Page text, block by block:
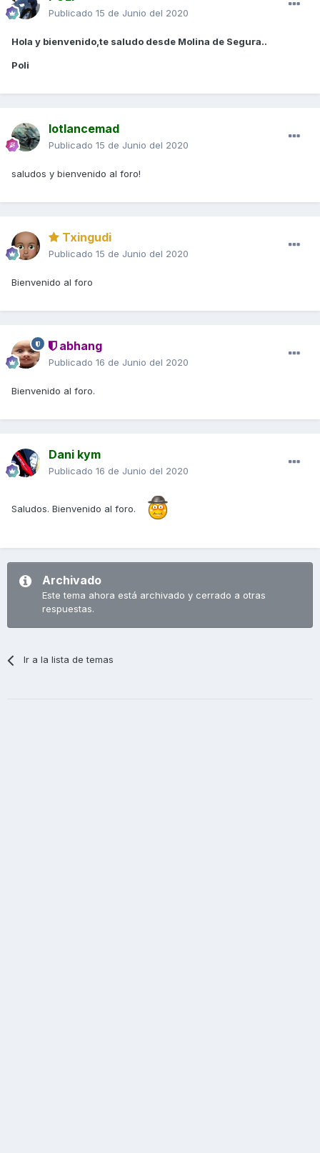
Publicado 15 de Junio del 2020
Hola y bienvenido,te saludo desde Molina de Segura..
Poli
lotlancemad
Publicado 15 de Junio del 2020
saludos y bienvenido al foro!
Txingudi
Publicado 15 de Junio del 2020
Bienvenido al foro
abhang
Publicado 16 de Junio del 2020
Bienvenido al foro.
Dani kym
Publicado 16 de Junio del 2020
Saludos. Bienvenido al foro.
Archivado
Este tema ahora está archivado y cerrado a otras
respuestas.
Ir a la lista de temas